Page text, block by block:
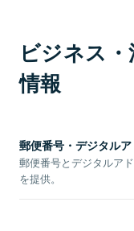
ビジネス
情報
郵便番号・デジタル
郵便番号とデジタルア
を提供。